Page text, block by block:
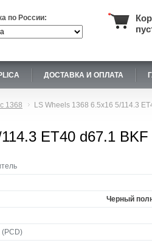
по России:
ДОСТАВКА И ОПЛАТА
1368 LS Wheels 1368 6.5x16 5/114.3
ET40 d67.1 BKF
Черный
(PCD)